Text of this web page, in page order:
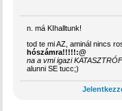
n. má KIhalltunk!
tod te mi AZ, aminál nincs
hószámra!!!!!:@
na a vmi igazi
alunni SE tucc;)